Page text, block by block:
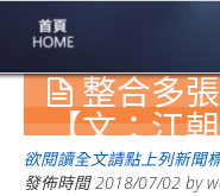
專業豐林
Professional
保險大家談
1386集
整合多
【文：江
欲閱讀全文請點上列新聞
發佈時間2018/07/02 by